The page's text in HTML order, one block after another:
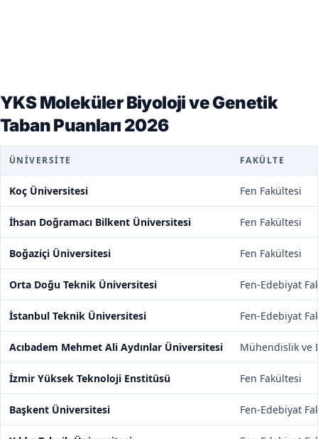
YKS Moleküler Biyoloji ve Genetik
Taban Puanları 2026
ÜNIVERSITE FAKÜLTE
Koç Üniversitesi Fen Fakültesi
İhsan Doğramacı Bilkent Üniversitesi Fen Fakültesi
Boğaziçi Üniversitesi Fen Fakültesi
Orta Doğu Teknik Üniversitesi Fen-Edebiyat
İstanbul Teknik Üniversitesi Fen-Edebiyat
Acıbadem Mehmet Ali Aydınlar Üniversitesi Mühendislik ve
İzmir Yüksek Teknoloji Enstitüsü Fen Fakültesi
Başkent Üniversitesi Fen-Edebiyat